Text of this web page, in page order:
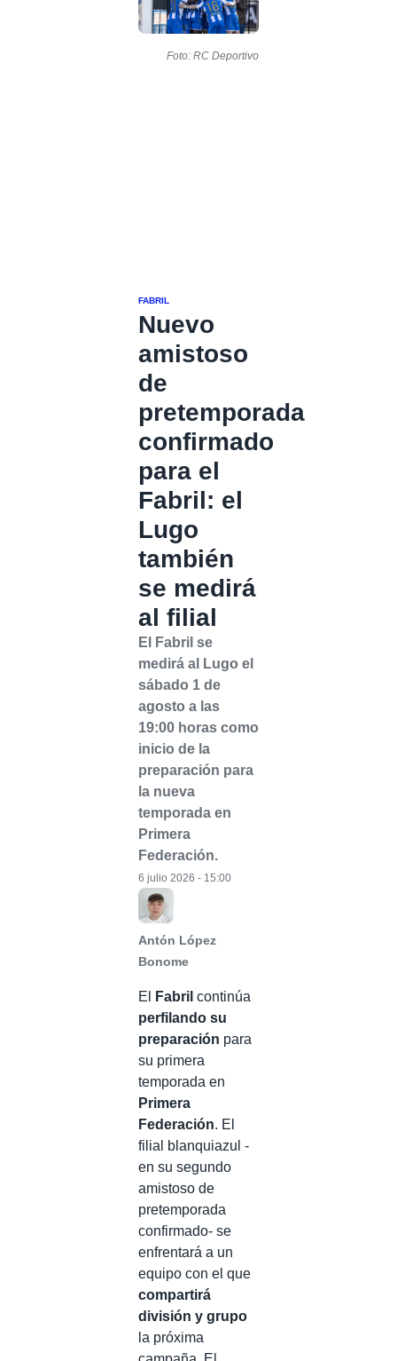
Foto: RC Deportivo
FABRIL
Nuevo
amistoso
de
pretemporada
confirmado
para el
Fabril: el
Lugo
también
se medirá
al filial
El Fabril se
medirá al Lugo el
sábado 1 de
agosto a las
19:00 horas como
inicio de la
preparación para
la nueva
temporada en
Primera
Federación.
Antón López
Bonome
6 julio 2026 - 15:00
El Fabril continúa
perfilando su
preparación para
su primera
temporada en
Primera
Federación. El
filial blanquiazul -
en su segundo
amistoso de
pretemporada
confirmado- se
enfrentará a un
equipo con el que
compartirá
división y grupo
la próxima